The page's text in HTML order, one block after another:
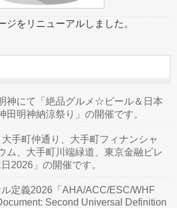
ジをリニューアルしました。
神にて「絶品グルメ☆ビール＆日本
田明神納涼祭り」の開催です。
手町仲通り、大手町フィナンシャ
ム、大手町川端緑道、東京金融ビレ
2026」の開催です。
定義2026「AHA/ACC/ESC/WHF
Second Universal Definition